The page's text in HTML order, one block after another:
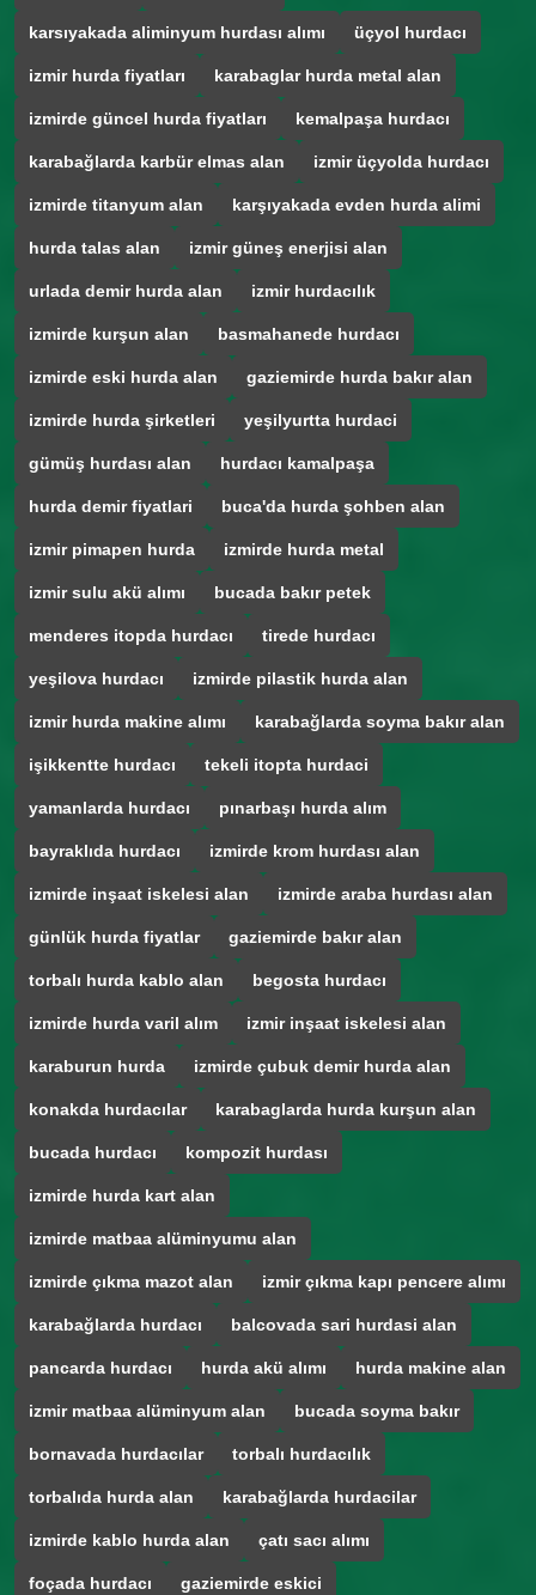
karsıyakada aliminyum hurdası alımı üçyol hurdacı
izmir hurda fiyatları karabaglar hurda metal alan
izmirde güncel hurda fiyatları kemalpaşa hurdacı
karabağlarda karbür elmas alan izmir üçyolda hurdacı
izmirde titanyum alan karşıyakada evden hurda alimi
hurda talas alan izmir güneş enerjisi alan
urlada demir hurda alan izmir hurdacılık
izmirde kurşun alan basmahanede hurdacı
izmirde eski hurda alan gaziemirde hurda bakır alan
izmirde hurda şirketleri yeşilyurtta hurdaci
gümüş hurdası alan hurdacı kamalpaşa
hurda demir fiyatlari buca'da hurda şohben alan
izmir pimapen hurda izmirde hurda metal
izmir sulu akü alımı bucada bakır petek
menderes itopda hurdacı tirede hurdacı
yeşilova hurdacı izmirde pilastik hurda alan
izmir hurda makine alımı karabağlarda soyma bakır alan
işikkentte hurdacı tekeli itopta hurdaci
yamanlarda hurdacı pınarbaşı hurda alım
bayraklıda hurdacı izmirde krom hurdası alan
izmirde inşaat iskelesi alan izmirde araba hurdası alan
günlük hurda fiyatlar gaziemirde bakır alan
torbalı hurda kablo alan begosta hurdacı
izmirde hurda varil alım izmir inşaat iskelesi alan
karaburun hurda izmirde çubuk demir hurda alan
konakda hurdacılar karabaglarda hurda kurşun alan
bucada hurdacı kompozit hurdası
izmirde hurda kart alan
izmirde matbaa alüminyumu alan
izmirde çıkma mazot alan izmir çıkma kapı pencere alımı
karabağlarda hurdacı balcovada sari hurdasi alan
pancarda hurdacı hurda akü alımı hurda makine alan
izmir matbaa alüminyum alan bucada soyma bakır
bornavada hurdacılar torbalı hurdacılık
torbalıda hurda alan karabağlarda hurdacilar
izmirde kablo hurda alan çatı sacı alımı
foçada hurdacı gaziemirde eskici